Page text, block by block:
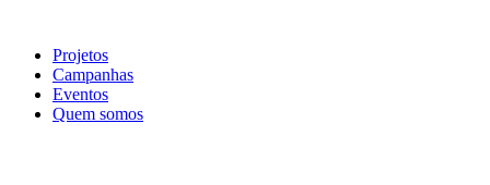
conteúdo
Projetos
Campanhas
Eventos
Quem somos